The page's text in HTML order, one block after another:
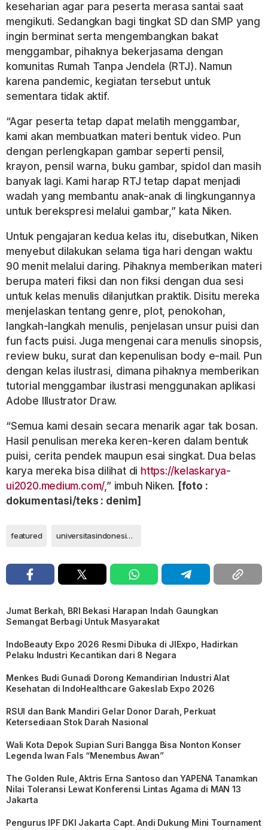
keseharian agar para peserta merasa santai saat
mengikuti. Sedangkan bagi tingkat SD dan SMP yang
ingin berminat serta mengembangkan bakat
menggambar, pihaknya bekerjasama dengan
komunitas Rumah Tanpa Jendela (RTJ). Namun
karena pandemic, kegiatan tersebut untuk
sementara tidak aktif.
“Agar peserta tetap dapat melatih menggambar,
kami akan membuatkan materi bentuk video. Pun
dengan perlengkapan gambar seperti pensil,
krayon, pensil warna, buku gambar, spidol dan masih
banyak lagi. Kami harap RTJ tetap dapat menjadi
wadah yang membantu anak-anak di lingkungannya
untuk berekspresi melalui gambar,” kata Niken.
Untuk pengajaran kedua kelas itu, disebutkan, Niken
menyebut dilakukan selama tiga hari dengan waktu
90 menit melalui daring. Pihaknya memberikan materi
berupa materi fiksi dan non fiksi dengan dua sesi
untuk kelas menulis dilanjutkan praktik. Disitu mereka
menjelaskan tentang genre, plot, penokohan,
langkah-langkah menulis, penjelasan unsur puisi dan
fun facts puisi. Juga mengenai cara menulis sinopsis,
review buku, surat dan kepenulisan body e-mail. Pun
dengan kelas ilustrasi, dimana pihaknya memberikan
tutorial menggambar ilustrasi menggunakan aplikasi
Adobe Illustrator Draw.
“Semua kami desain secara menarik agar tak bosan.
Hasil penulisan mereka keren-keren dalam bentuk
puisi, cerita pendek maupun esai singkat. Dua belas
karya mereka bisa dilihat di https://kelaskarya-
ui2020.medium.com/,” imbuh Niken. [foto :
dokumentasi/teks : denim]
featured universitasindonesia femdepok depok2021
Jumat Berkah, BRI Bekasi Harapan Indah Gaungkan
Semangat Berbagi Untuk Masyarakat
IndoBeauty Expo 2026 Resmi Dibuka di JIExpo, Hadirkan
Pelaku Industri Kecantikan dari 8 Negara
Menkes Budi Gunadi Dorong Kemandirian Industri Alat
Kesehatan di IndoHealthcare Gakeslab Expo 2026
RSUI dan Bank Mandiri Gelar Donor Darah, Perkuat
Ketersediaan Stok Darah Nasional
Wali Kota Depok Supian Suri Bangga Bisa Nonton Konser
Legenda Iwan Fals “Menembus Awan”
The Golden Rule, Aktris Erna Santoso dan YAPENA Tanamkan
Nilai Toleransi Lewat Konferensi Lintas Agama di MAN 13
Jakarta
Pengurus IPF DKI Jakarta Capt. Andi Dukung Mini Tournament